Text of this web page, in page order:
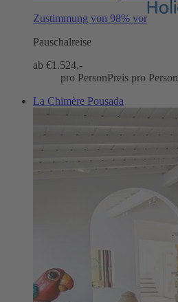
Zustimmung von 98% vor
Pauschalreise
ab €1.524,-
pro PersonPreis pro Person
La Chimère Pousada